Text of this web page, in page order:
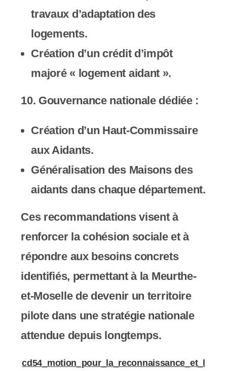
travaux d’adaptation des
logements.
Création d’un crédit d’impôt
majoré « logement aidant ».
10. Gouvernance nationale dédiée:
Création d’un Haut-Commissaire
aux Aidants.
Généralisation des Maisons des
aidants dans chaque département.
Ces recommandations visent à
renforcer la cohésion sociale et à
répondre aux besoins concrets
identifiés, permettant à la Meurthe-
et-Moselle de devenir un territoire
pilote dans une stratégie nationale
attendue depuis longtemps.
cd54_motion_pour_la_reconnaissance_et_l